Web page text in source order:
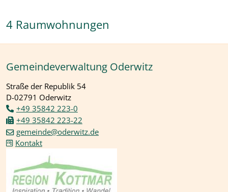
4 Raumwohnungen
Gemeindeverwaltung Oderwitz
Straße der Republik 54
D-02791 Oderwitz
+49 35842 223-0
+49 35842 223-22
gemeinde@oderwitz.de
Kontakt